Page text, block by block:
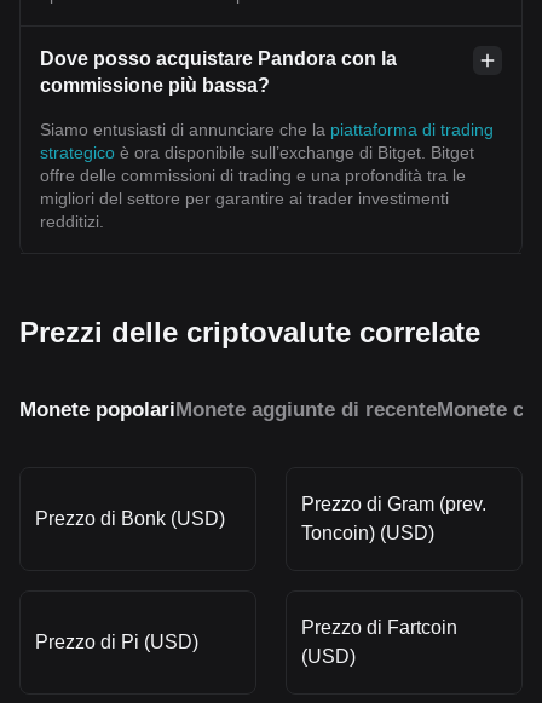
Dove posso acquistare Pandora con la
commissione più bassa?
Siamo entusiasti di annunciare che la piattaforma di trading
strategico è ora disponibile sull’exchange di Bitget. Bitget
offre delle commissioni di trading e una profondità tra le
migliori del settore per garantire ai trader investimenti
redditizi.
Prezzi delle criptovalute correlate
Monete popolariMonete aggiunte di recenteMonete
Prezzo di Bonk (USD)
Prezzo di Gram (prev.
Toncoin) (USD)
Prezzo di Pi (USD)
Prezzo di Fartcoin
(USD)